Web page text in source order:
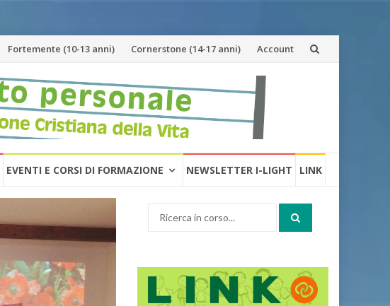
Fortemente (10-13 anni) Cornerstone (14-17 anni) Account
EVENTI E CORSI DI FORMAZIONE NEWSLETTER I-LIGHT LINK